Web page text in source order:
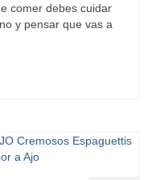
comer debes cuidar
y pensar que vas a